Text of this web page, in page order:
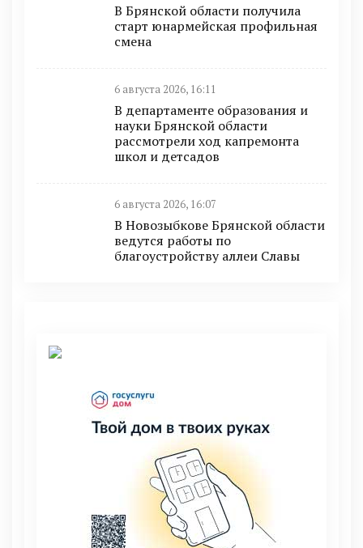
В Брянской области получила
старт юнармейская профильная
смена
6 августа 2026, 16:11
В департаменте образования и
науки Брянской области
рассмотрели ход капремонта
школ и детсадов
6 августа 2026, 16:07
В Новозыбкове Брянской области
ведутся работы по
благоустройству аллеи Славы